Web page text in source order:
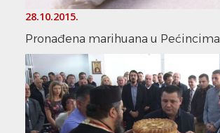
28.10.2015.
Pronađena marihuana u Pećincima